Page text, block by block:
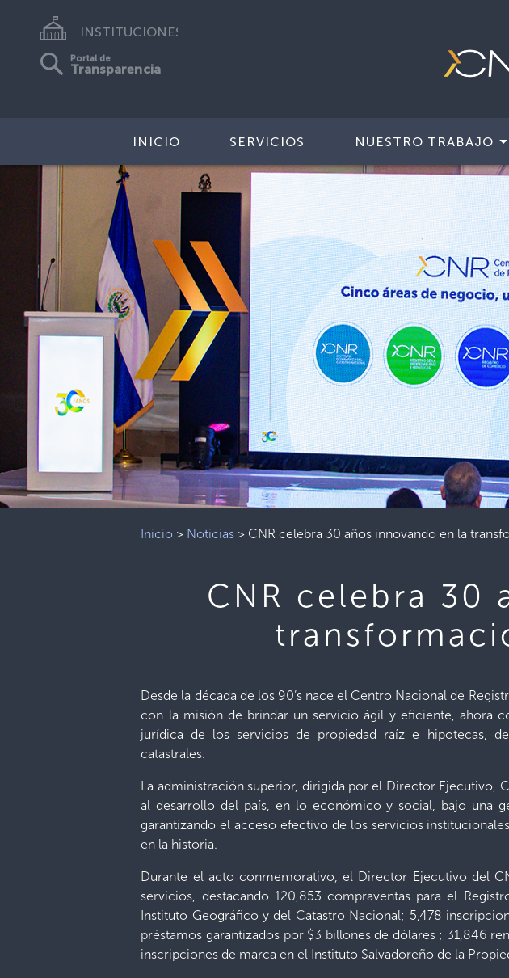
INSTITUCIONES
Portal de
Transparencia
INICIO SERVICIOS NUESTRO TRABAJO
Inicio > Noticias > CNR celebra 30 años innovando en la
CNR celebra 30
Desde la década de los 90’s nace el Centro Nacional de
con la misión de brindar un servicio ágil y eficiente, ahora
jurídica de los servicios de propiedad raíz e hipotecas,
catastrales.
La administración superior, dirigida por el Director Ejecutivo,
al desarrollo del país, en lo económico y social, bajo una
garantizando el acceso efectivo de los servicios
en la historia.
Durante el acto conmemorativo, el Director Ejecutivo del
servicios, destacando 120,853 compraventas para el
Instituto Geográfico y del Catastro Nacional; 5,478
préstamos garantizados por $3 billones de dólares ; 31,846
inscripciones de marca en el Instituto Salvadoreño de la